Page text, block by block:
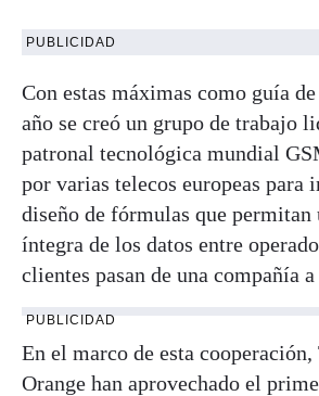
PUBLICIDAD
Con estas máximas como guía
año se creó un grupo de trabajo
patronal tecnológica mundial
por varias telecos europeas para
diseño de fórmulas que
íntegra de los datos entre
clientes pasan de una compañía
PUBLICIDAD
En el marco de esta
Orange han aprovechado el